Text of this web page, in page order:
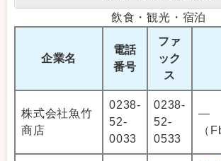
飲食・観光・宿泊
企業名
電話
番号
ファ
ック
ス
株式会社魚竹
商店
0238-
52-
0033
0238-
52-
0533
―
（